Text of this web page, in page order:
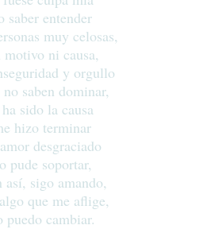
saber entender
muy celosas,
motivo ni causa,
y orgullo
saben dominar,
sido la causa
hizo terminar
desgraciado
pude soportar,
así, sigo amando,
que me aflige,
puedo cambiar.